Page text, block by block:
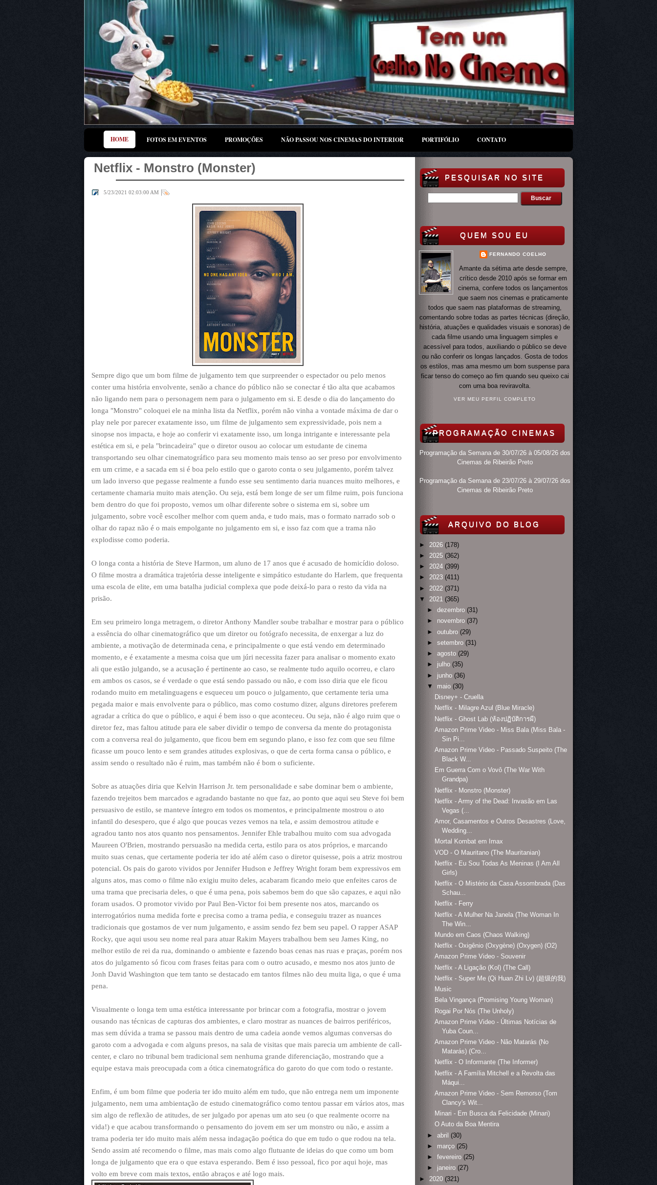
HOME FOTOS EM EVENTOS PROMOÇÕES NÃO PASSOU NOS CINEMAS DO INTERIOR PORTIFÓLIO CONTATO
Netflix - Monstro (Monster)
5/23/2021 02:03:00 AM |
Sempre digo que um bom filme de julgamento tem que surpreender o espectador ou pelo menos
conter uma história envolvente, senão a chance do público não se conectar é tão alta que acabamos
não ligando nem para o personagem nem para o julgamento em si. E desde o dia do lançamento do
longa "Monstro" coloquei ele na minha lista da Netflix, porém não vinha a vontade máxima de dar o
play nele por parecer exatamente isso, um filme de julgamento sem expressividade, pois nem a
sinopse nos impacta, e hoje ao conferir vi exatamente isso, um longa intrigante e interessante pela
estética em si, e pela "brincadeira" que o diretor ousou ao colocar um estudante de cinema
transportando seu olhar cinematográfico para seu momento mais tenso ao ser preso por envolvimento
em um crime, e a sacada em si é boa pelo estilo que o garoto conta o seu julgamento, porém talvez
um lado inverso que pegasse realmente a fundo esse seu sentimento daria nuances muito melhores, e
certamente chamaria muito mais atenção. Ou seja, está bem longe de ser um filme ruim, pois funciona
bem dentro do que foi proposto, vemos um olhar diferente sobre o sistema em si, sobre um
julgamento, sobre você escolher melhor com quem anda, e tudo mais, mas o formato narrado sob o
olhar do rapaz não é o mais empolgante no julgamento em si, e isso faz com que a trama não
explodisse como poderia.
O longa conta a história de Steve Harmon, um aluno de 17 anos que é acusado de homicídio doloso.
O filme mostra a dramática trajetória desse inteligente e simpático estudante do Harlem, que frequenta
uma escola de elite, em uma batalha judicial complexa que pode deixá-lo para o resto da vida na
prisão.
Em seu primeiro longa metragem, o diretor Anthony Mandler soube trabalhar e mostrar para o público
a essência do olhar cinematográfico que um diretor ou fotógrafo necessita, de enxergar a luz do
ambiente, a motivação de determinada cena, e principalmente o que está vendo em determinado
momento, e é exatamente a mesma coisa que um júri necessita fazer para analisar o momento exato
ali que estão julgando, se a acusação é pertinente ao caso, se realmente tudo aquilo ocorreu, e claro
em ambos os casos, se é verdade o que está sendo passado ou não, e com isso diria que ele ficou
rodando muito em metalinguagens e esqueceu um pouco o julgamento, que certamente teria uma
pegada maior e mais envolvente para o público, mas como costumo dizer, alguns diretores preferem
agradar a crítica do que o público, e aqui é bem isso o que aconteceu. Ou seja, não é algo ruim que o
diretor fez, mas faltou atitude para ele saber dividir o tempo de conversa da mente do protagonista
com a conversa real do julgamento, que ficou bem em segundo plano, e isso fez com que seu filme
ficasse um pouco lento e sem grandes atitudes explosivas, o que de certa forma cansa o público, e
assim sendo o resultado não é ruim, mas também não é bom o suficiente.
Sobre as atuações diria que Kelvin Harrison Jr. tem personalidade e sabe dominar bem o ambiente,
fazendo trejeitos bem marcados e agradando bastante no que faz, ao ponto que aqui seu Steve foi bem
persuasivo de estilo, se manteve íntegro em todos os momentos, e principalmente mostrou o ato
infantil do desespero, que é algo que poucas vezes vemos na tela, e assim demostrou atitude e
agradou tanto nos atos quanto nos pensamentos. Jennifer Ehle trabalhou muito com sua advogada
Maureen O'Brien, mostrando persuasão na medida certa, estilo para os atos próprios, e marcando
muito suas cenas, que certamente poderia ter ido até além caso o diretor quisesse, pois a atriz mostrou
potencial. Os pais do garoto vividos por Jennifer Hudson e Jeffrey Wright foram bem expressivos em
alguns atos, mas como o filme não exigiu muito deles, acabaram ficando meio que enfeites caros de
uma trama que precisaria deles, o que é uma pena, pois sabemos bem do que são capazes, e aqui não
foram usados. O promotor vivido por Paul Ben-Victor foi bem presente nos atos, marcando os
interrogatórios numa medida forte e precisa como a trama pedia, e conseguiu trazer as nuances
tradicionais que gostamos de ver num julgamento, e assim sendo fez bem seu papel. O rapper ASAP
Rocky, que aqui usou seu nome real para atuar Rakim Mayers trabalhou bem seu James King, no
melhor estilo de rei da rua, dominando o ambiente e fazendo boas cenas nas ruas e praças, porém nos
atos do julgamento só ficou com frases feitas para com o outro acusado, e mesmo nos atos junto de
Jonh David Washington que tem tanto se destacado em tantos filmes não deu muita liga, o que é uma
pena.
Visualmente o longa tem uma estética interessante por brincar com a fotografia, mostrar o jovem
ousando nas técnicas de capturas dos ambientes, e claro mostrar as nuances de bairros periféricos,
mas sem dúvida a trama se passou mais dentro de uma cadeia aonde vemos algumas conversas do
garoto com a advogada e com alguns presos, na sala de visitas que mais parecia um ambiente de call-
center, e claro no tribunal bem tradicional sem nenhuma grande diferenciação, mostrando que a
equipe estava mais preocupada com a ótica cinematográfica do garoto do que com todo o restante.
Enfim, é um bom filme que poderia ter ido muito além em tudo, que não entrega nem um imponente
julgamento, nem uma ambientação de estudo cinematográfico como tentou passar em vários atos, mas
sim algo de reflexão de atitudes, de ser julgado por apenas um ato seu (o que realmente ocorre na
vida!) e que acabou transformando o pensamento do jovem em ser um monstro ou não, e assim a
trama poderia ter ido muito mais além nessa indagação poética do que em tudo o que rodou na tela.
Sendo assim até recomendo o filme, mas mais como algo flutuante de ideias do que como um bom
longa de julgamento que era o que estava esperando. Bem é isso pessoal, fico por aqui hoje, mas
volto em breve com mais textos, então abraços e até logo mais.
PESQUISAR NO SITE
QUEM SOU EU
FERNANDO COELHO
Amante da sétima arte desde sempre,
crítico desde 2010 após se formar em
cinema, confere todos os lançamentos
que saem nos cinemas e praticamente
todos que saem nas plataformas de streaming,
comentando sobre todas as partes técnicas (direção,
história, atuações e qualidades visuais e sonoras) de
cada filme usando uma linguagem simples e
acessível para todos, auxiliando o público se deve
ou não conferir os longas lançados. Gosta de todos
os estilos, mas ama mesmo um bom suspense para
ficar tenso do começo ao fim quando seu queixo cai
com uma boa reviravolta.
VER MEU PERFIL COMPLETO
PROGRAMAÇÃO CINEMAS
Programação da Semana de 30/07/26 à 05/08/26 dos
Cinemas de Ribeirão Preto
Programação da Semana de 23/07/26 à 29/07/26 dos
Cinemas de Ribeirão Preto
ARQUIVO DO BLOG
► 2026 (178)
► 2025 (362)
► 2024 (399)
► 2023 (411)
► 2022 (371)
▼
2021 (365)
► dezembro (31)
► novembro (37)
► outubro (29)
► setembro (31)
► agosto (29)
► julho (35)
► junho (36)
▼
maio (30)
Disney+ - Cruella
Netflix - Milagre Azul (Blue Miracle)
Netflix - Ghost Lab (ห้องปฏิบัติการผี)
Amazon Prime Video - Miss Bala (Miss Bala -
Sin Pi...
Amazon Prime Video - Passado Suspeito (The
Black W...
Em Guerra Com o Vovô (The War With
Grandpa)
Netflix - Monstro (Monster)
Netflix - Army of the Dead: Invasão em Las
Vegas (...
Amor, Casamentos e Outros Desastres (Love,
Wedding...
Mortal Kombat em Imax
VOD - O Mauritano (The Mauritanian)
Netflix - Eu Sou Todas As Meninas (I Am All
Girls)
Netflix - O Mistério da Casa Assombrada (Das
Schau...
Netflix - Ferry
Netflix - A Mulher Na Janela (The Woman In
The Win...
Mundo em Caos (Chaos Walking)
Netflix - Oxigênio (Oxygène) (Oxygen) (O2)
Amazon Prime Video - Souvenir
Netflix - A Ligação (Kol) (The Call)
Netflix - Super Me (Qi Huan Zhi Lv) (超级的我)
Music
Bela Vingança (Promising Young Woman)
Rogai Por Nós (The Unholy)
Amazon Prime Video - Últimas Notícias de
Yuba Coun...
Amazon Prime Video - Não Matarás (No
Matarás) (Cro...
Netflix - O Informante (The Informer)
Netflix - A Família Mitchell e a Revolta das
Máqui...
Amazon Prime Video - Sem Remorso (Tom
Clancy's Wit...
Minari - Em Busca da Felicidade (Minari)
O Auto da Boa Mentira
► abril (30)
► março (25)
► fevereiro (25)
► janeiro (27)
► 2020 (321)